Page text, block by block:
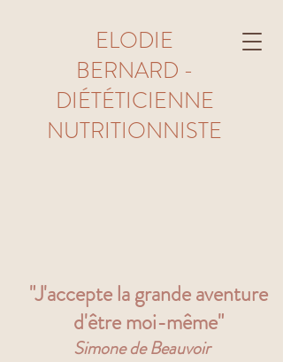
ELODIE
BERNARD -
DIÉTÉTICIENNE
NUTRITIONNISTE
"J'accepte la grande aventure
d'être moi-même"
Simone de Beauvoir